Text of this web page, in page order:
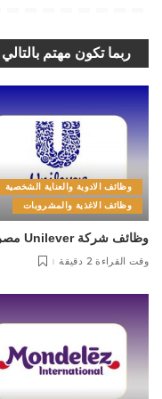
ربما تكون مهتم بالتالي
وظائف الادوية والعناية الشخصية
وظائف الاغذية والمشروبات
وظائف شركة Unilever مصر
وقت القراءة 2 دقيقة